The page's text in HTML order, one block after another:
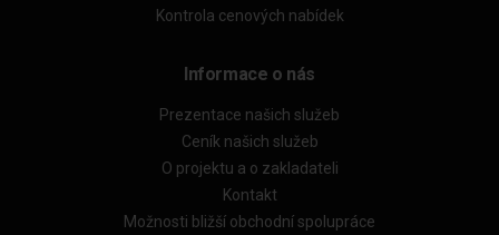
Kontrola cenových nabídek
Informace o nás
Prezentace našich služeb
Ceník našich služeb
O projektu a o zakladateli
Kontakt
Možnosti bližší obchodní spolupráce